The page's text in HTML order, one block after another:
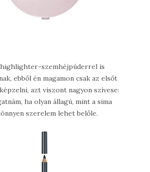
szemhéjpúderrel is
ebből én magamon csak az elsőt
azt viszont nagyon szívesen
ha olyan állagú, mint a sima
szerelem lehet belőle.